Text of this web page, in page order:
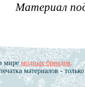
Материал
миремодных брендов
материалов - только